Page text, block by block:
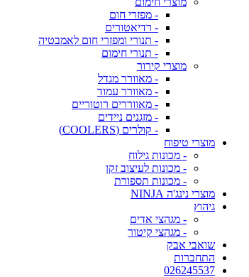
- מפזרי חום
- רדיאטורים
- תנורי ומפזרי חום לאמבטיה
- תנורי חימום
מוצרי קירור
- מאוורר מגדל
- מאוורר עמוד
- מאווררים רוטוריים
- מזגנים ניידים
- קולרים (COOLERS)
מוצרי טיפוח
- מכונות גילוח
- מכונות לעיצוב זקן
- מכונות תספורת
מוצרי נינג'ה NINJA
גיהוץ
- מגהצי אדים
- מגהצי קיטור
שואבי אבק
התחברות
026245537